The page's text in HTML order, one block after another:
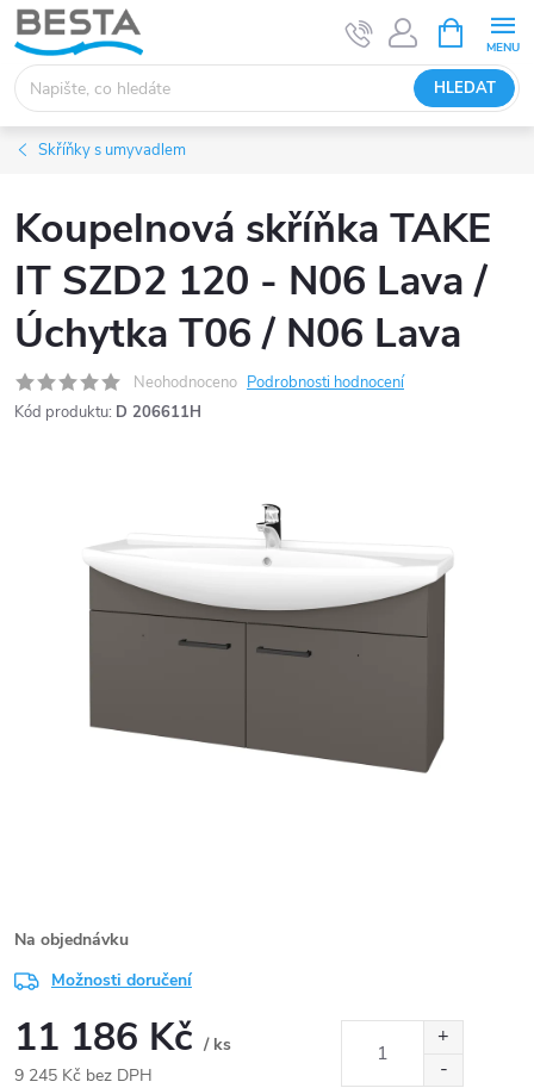
Přejít
na
obsah
HLEDAT
NÁKUPNÍ
KOŠÍK
Skříňky s umyvadlem
Koupelnová skříňka TAKE
IT SZD2 120 - N06 Lava /
Úchytka T06 / N06 Lava
Neohodnoceno Podrobnosti hodnocení
Kód produktu: D 206611H
Na objednávku
Možnosti doručení
11 186 Kč / ks
9 245 Kč bez DPH